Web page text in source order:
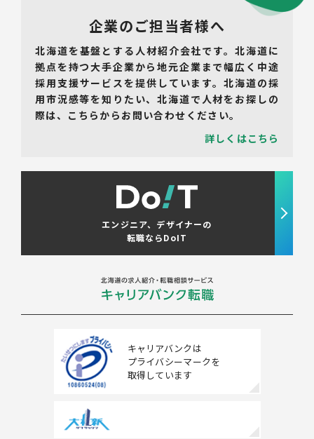
企業のご担当者様へ
北海道を基盤とする人材紹介会社です。北海道に
拠点を持つ大手企業から地元企業まで幅広く中途
採用支援サービスを提供しています。北海道の採
用市況感等を知りたい、北海道で人材をお探しの
際は、こちらからお問い合わせください。
詳しくはこちら
エンジニア、デザイナーの
転職ならDoIT
キャリアバンクは
プライバシーマークを
取得しています